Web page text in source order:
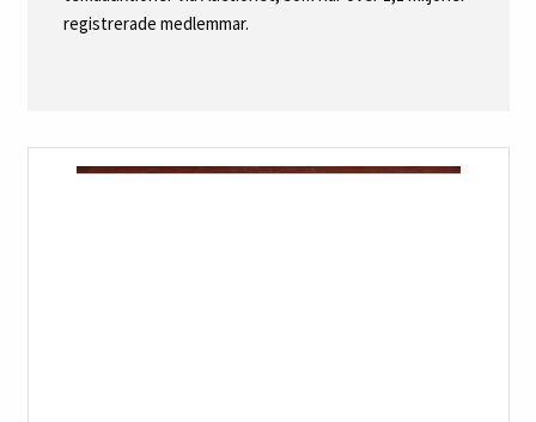
registrerade medlemmar.